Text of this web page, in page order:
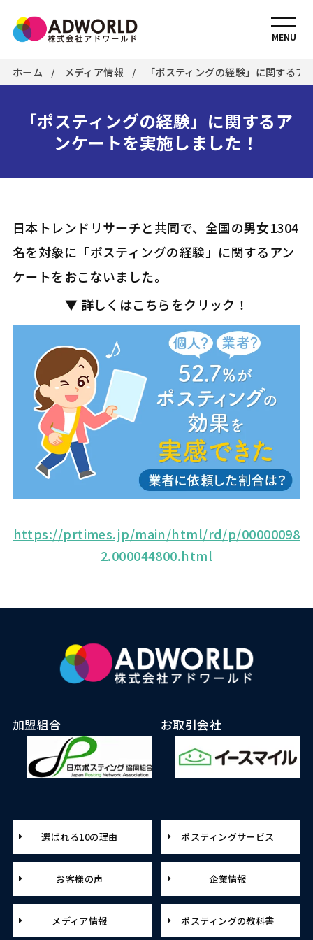
MENU
ホーム メディア情報 「ポスティングの経験」に関する
「ポスティングの経験」に関するア
ンケートを実施しました！
日本トレンドリサーチと共同で、全国の男女1304
名を対象に「ポスティングの経験」に関するアン
ケートをおこないました。
▼ 詳しくはこちらをクリック！
https://prtimes.jp/main/html/rd/p/00000098
2.000044800.html
加盟組合 お取引会社
選ばれる10の理由 ポスティングサービス
お客様の声 企業情報
メディア情報 ポスティングの教科書